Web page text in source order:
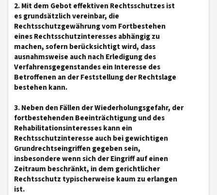
2. Mit dem Gebot effektiven Rechtsschutzes ist
es grundsätzlich vereinbar, die
Rechtsschutzgewährung vom Fortbestehen
eines Rechtsschutzinteresses abhängig zu
machen, sofern berücksichtigt wird, dass
ausnahmsweise auch nach Erledigung des
Verfahrensgegenstandes ein Interesse des
Betroffenen an der Feststellung der Rechtslage
bestehen kann.
3. Neben den Fällen der Wiederholungsgefahr, der
fortbestehenden Beeinträchtigung und des
Rehabilitationsinteresses kann ein
Rechtsschutzinteresse auch bei gewichtigen
Grundrechtseingriffen gegeben sein,
insbesondere wenn sich der Eingriff auf einen
Zeitraum beschränkt, in dem gerichtlicher
Rechtsschutz typischerweise kaum zu erlangen
ist.